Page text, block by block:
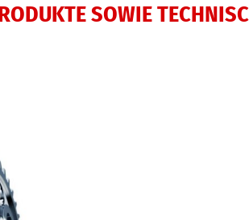
SOWIE